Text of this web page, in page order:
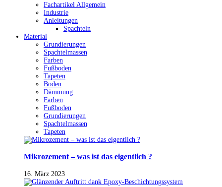
Fachartikel Allgemein
Industrie
Anleitungen
Spachteln
Material
Grundierungen
Spachtelmassen
Farben
Fußboden
Tapeten
Boden
Dämmung
Farben
Fußboden
Grundierungen
Spachtelmassen
Tapeten
Mikrozement – was ist das eigentlich ?
16. März 2023